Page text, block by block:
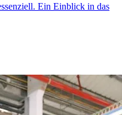
Ein Einblick in das